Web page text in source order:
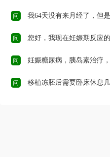
问 我64天没有来月经了，但
问 您好，我现在妊娠期反应的比较厉害，总是呕吐
问 妊娠糖尿病，胰岛素治疗，现
问 移植冻胚后需要卧床休息